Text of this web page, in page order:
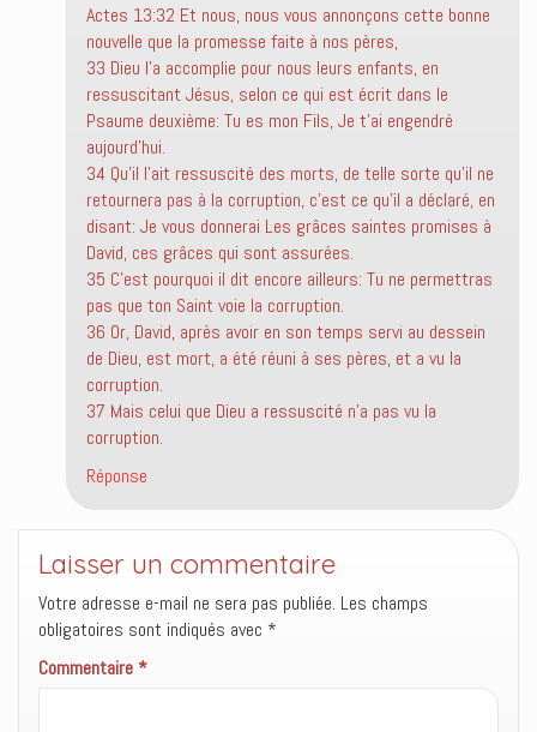
Actes 13:32 Et nous, nous vous annonçons cette bonne
nouvelle que la promesse faite à nos pères,
33 Dieu l’a accomplie pour nous leurs enfants, en
ressuscitant Jésus, selon ce qui est écrit dans le
Psaume deuxième: Tu es mon Fils, Je t’ai engendré
aujourd’hui.
34 Qu’il l’ait ressuscité des morts, de telle sorte qu’il ne
retournera pas à la corruption, c’est ce qu’il a déclaré, en
disant: Je vous donnerai Les grâces saintes promises à
David, ces grâces qui sont assurées.
35 C’est pourquoi il dit encore ailleurs: Tu ne permettras
pas que ton Saint voie la corruption.
36 Or, David, après avoir en son temps servi au dessein
de Dieu, est mort, a été réuni à ses pères, et a vu la
corruption.
37 Mais celui que Dieu a ressuscité n’a pas vu la
corruption.
Réponse
Laisser un commentaire
Votre adresse e-mail ne sera pas publiée. Les champs
obligatoires sont indiqués avec *
Commentaire*